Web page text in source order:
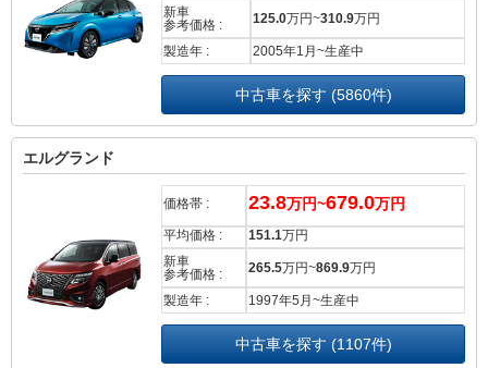
新車
参考価格 :
125.0万円~310.9万円
製造年 : 2005年1月~生産中
中古車を探す (5860件)
エルグランド
価格帯 : 23.8万円~679.0万円
平均価格 : 151.1万円
新車
参考価格 :
265.5万円~869.9万円
製造年 : 1997年5月~生産中
中古車を探す (1107件)